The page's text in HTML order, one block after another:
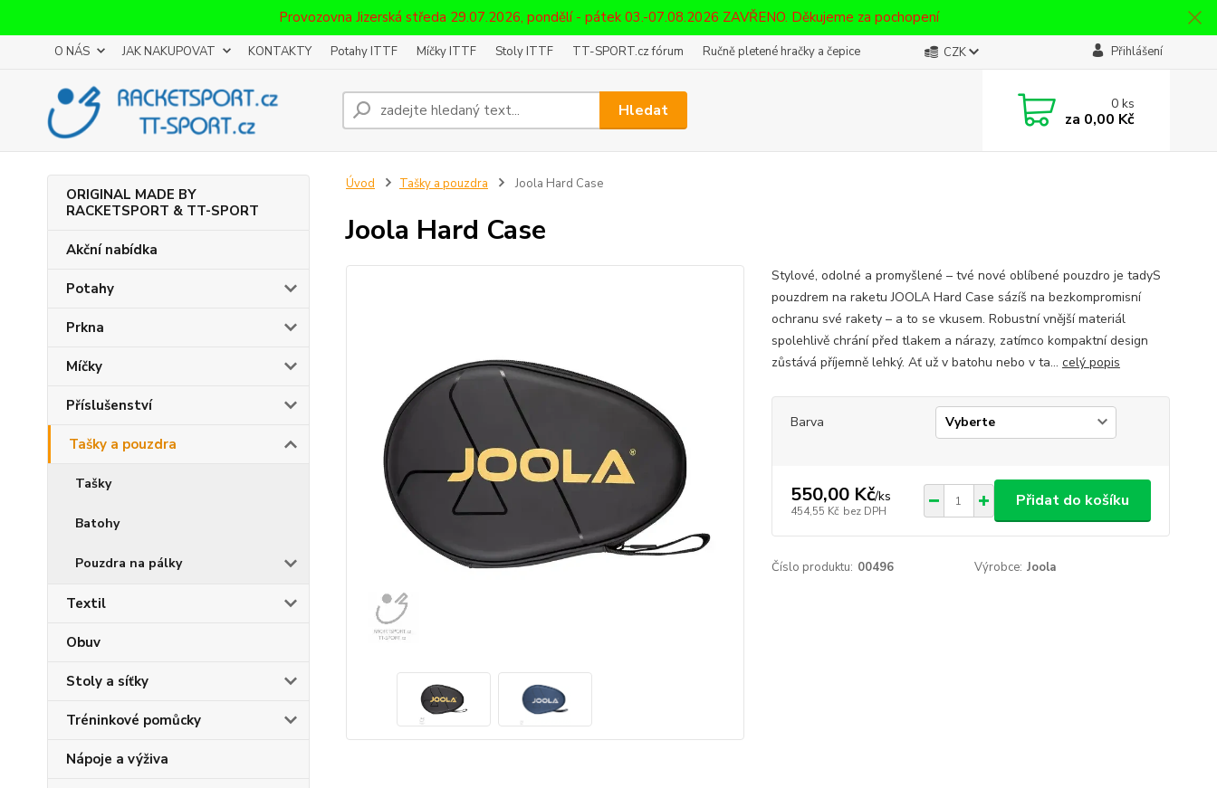
Provozovna Jizerská středa 29.07.2026, pondělí - pátek 03.-07.08.2026 ZAVŘENO. Děkujeme za pochopení
O NÁS JAK NAKUPOVAT KONTAKTY Potahy ITTF Míčky ITTF Stoly ITTF TT-SPORT.cz fórum Ručně pletené hračky a čepice CZK Přihlášení
Hledat 0ks
za 0,00 Kč
ORIGINAL MADE BY
RACKETSPORT & TT-SPORT
Akční nabídka
Potahy
Prkna
Míčky
Příslušenství
Tašky a pouzdra
Tašky
Batohy
Pouzdra na pálky
Textil
Obuv
Stoly a síťky
Tréninkové pomůcky
Nápoje a výživa
Úvod Tašky a pouzdra Joola Hard Case
Joola Hard Case
Stylové, odolné a promyšlené – tvé nové oblíbené pouzdro je tadyS
pouzdrem na raketu JOOLA Hard Case sázíš na bezkompromisní
ochranu své rakety – a to se vkusem. Robustní vnější materiál
spolehlivě chrání před tlakem a nárazy, zatímco kompaktní design
zůstává příjemně lehký. Ať už v batohu nebo v ta... celý popis
Barva
550,00 Kč/ks
454,55 Kč bez DPH
Přidat do košíku
Číslo produktu: 00496 Výrobce: Joola